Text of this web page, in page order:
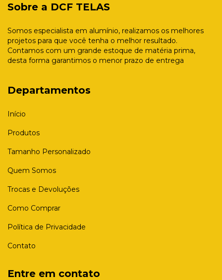
Sobre a DCF TELAS
Somos especialista em alumínio, realizamos os melhores
projetos para que você tenha o melhor resultado.
Contamos com um grande estoque de matéria prima,
desta forma garantimos o menor prazo de entrega
Departamentos
Início
Produtos
Tamanho Personalizado
Quem Somos
Trocas e Devoluções
Como Comprar
Política de Privacidade
Contato
Entre em contato